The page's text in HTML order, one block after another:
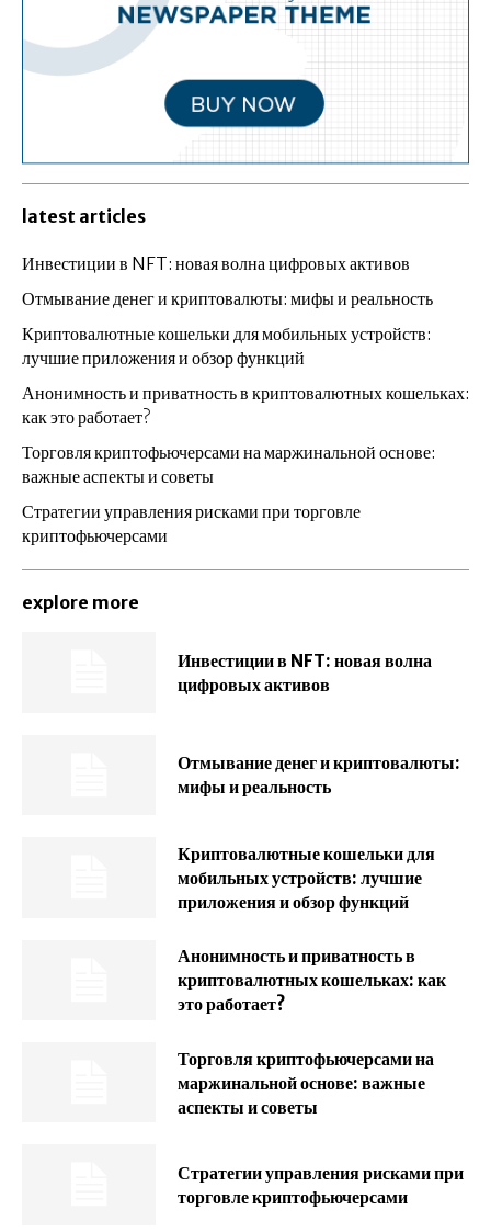
latest articles
Инвестиции в NFT: новая волна цифровых активов
Отмывание денег и криптовалюты: мифы и реальность
Криптовалютные кошельки для мобильных устройств:
лучшие приложения и обзор функций
Анонимность и приватность в криптовалютных кошельках:
как это работает?
Торговля криптофьючерсами на маржинальной основе:
важные аспекты и советы
Стратегии управления рисками при торговле
криптофьючерсами
explore more
Инвестиции в NFT: новая волна
цифровых активов
Отмывание денег и криптовалюты:
мифы и реальность
Криптовалютные кошельки для
мобильных устройств: лучшие
приложения и обзор функций
Анонимность и приватность в
криптовалютных кошельках: как
это работает?
Торговля криптофьючерсами на
маржинальной основе: важные
аспекты и советы
Стратегии управления рисками при
торговле криптофьючерсами